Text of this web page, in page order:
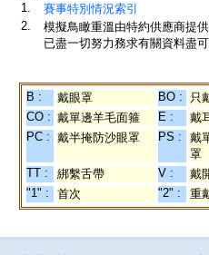
1.
賽事特別情況索引
2.
模擬鳥瞰重溫由特約供應商提
已盡一切努力務求有關資料盡
B : 戴眼罩 BO : 只
CO : 戴單邊羊毛面箍 E : 戴
PC : 戴半掩防沙眼罩 PS :
戴
罩
TT : 綁繫舌帶 V : 戴
"1" :
首次 "2" : 重